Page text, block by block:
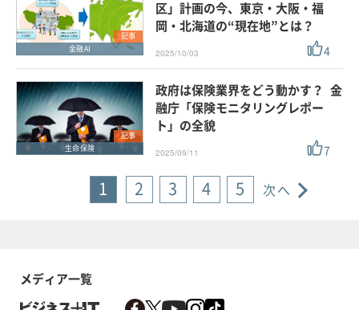
記事
金融AI
区」計画の今、東京・大阪・福
岡・北海道の“現在地”とは？
2025/10/03 4
記事
生命保険
政府は保険業界をどう動かす？ 金
融庁「保険モニタリングレポー
ト」の全貌
2025/09/11 7
1 2 3 4 5 次へ
メディア一覧